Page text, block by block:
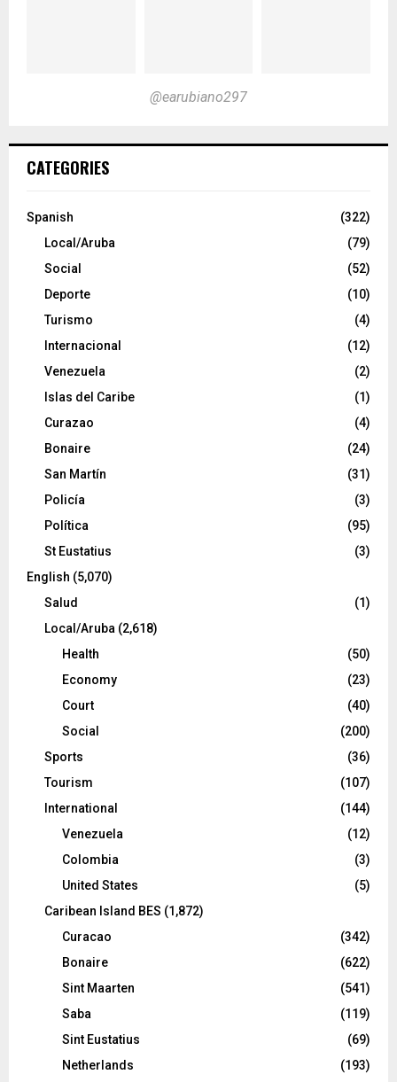
@earubiano297
CATEGORIES
Spanish
(322)
Local/Aruba
(79)
Social
(52)
Deporte
(10)
Turismo
(4)
Internacional
(12)
Venezuela
(2)
Islas del Caribe
(1)
Curazao
(4)
Bonaire
(24)
San Martín
(31)
Policía
(3)
Política
(95)
St Eustatius
(3)
English (5,070)
Salud
(1)
Local/Aruba (2,618)
Health
(50)
Economy
(23)
Court
(40)
Social
(200)
Sports
(36)
Tourism
(107)
International
(144)
Venezuela
(12)
Colombia
(3)
United States
(5)
Caribean Island BES (1,872)
Curacao
(342)
Bonaire
(622)
Sint Maarten
(541)
Saba
(119)
Sint Eustatius
(69)
Netherlands
(193)